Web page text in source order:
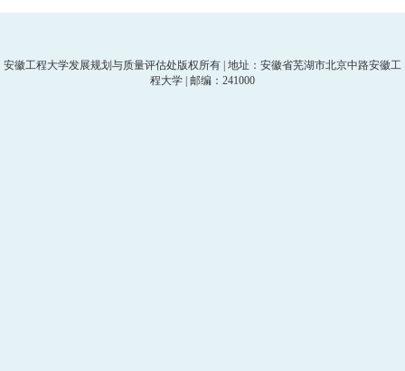
安徽工程大学发展规划与质量评估处版权所有 | 地址：安徽省芜湖市北京中路安徽工
程大学 | 邮编：241000